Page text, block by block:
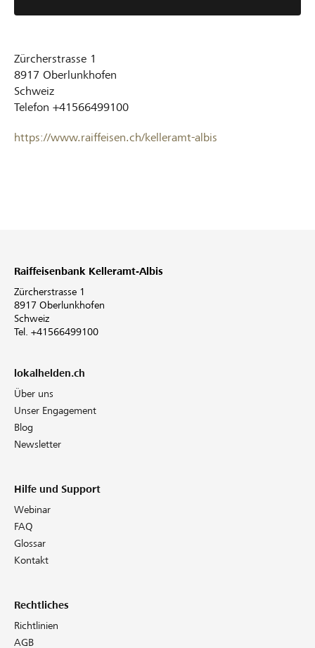
Zürcherstrasse 1
8917 Oberlunkhofen
Schweiz
Telefon +41566499100
https://www.raiffeisen.ch/kelleramt-albis
Raiffeisenbank Kelleramt-Albis
Zürcherstrasse 1
8917 Oberlunkhofen
Schweiz
Tel. +41566499100
lokalhelden.ch
Über uns
Unser Engagement
Blog
Newsletter
Hilfe und Support
Webinar
FAQ
Glossar
Kontakt
Rechtliches
Richtlinien
AGB